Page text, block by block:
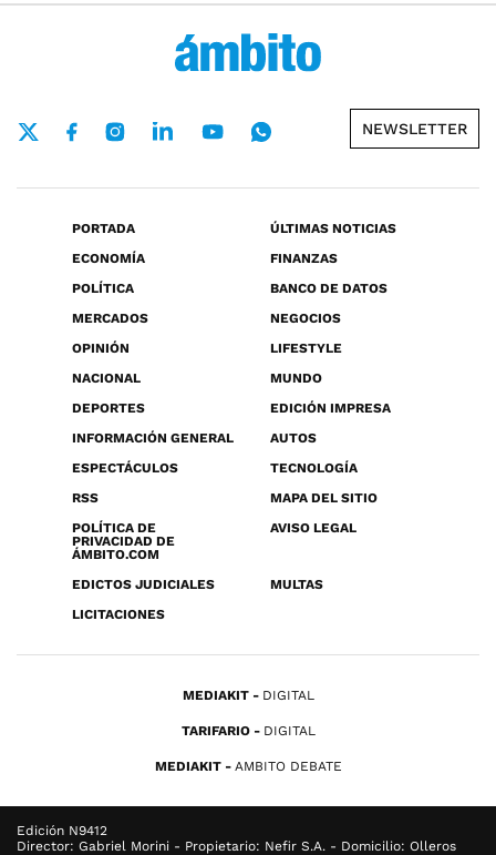
NEWSLETTER
PORTADA
ÚLTIMAS NOTICIAS
ECONOMÍA
FINANZAS
POLÍTICA
BANCO DE DATOS
MERCADOS
NEGOCIOS
OPINIÓN
LIFESTYLE
NACIONAL
MUNDO
DEPORTES
EDICIÓN IMPRESA
INFORMACIÓN GENERAL
AUTOS
ESPECTÁCULOS
TECNOLOGÍA
RSS
MAPA DEL SITIO
POLÍTICA DE
PRIVACIDAD DE
ÁMBITO.COM
AVISO LEGAL
EDICTOS JUDICIALES
MULTAS
LICITACIONES
MEDIAKIT DIGITAL
TARIFARIO DIGITAL
MEDIAKIT AMBITO DEBATE
Edición N9412
Director: Gabriel Morini - Propietario: Nefir S.A. - Domicilio: Olleros